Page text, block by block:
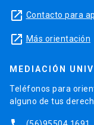
launch Contacto para
launch Más orientación
MEDIACIÓN
Teléfonos para
alguno de tus